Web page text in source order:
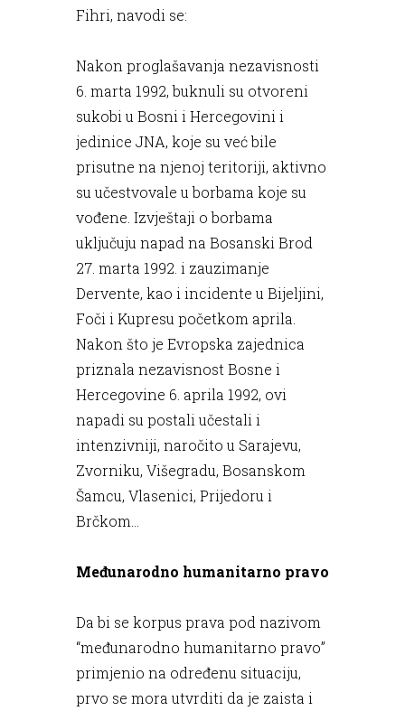
Fihri, navodi se:
Nakon proglašavanja nezavisnosti
6. marta 1992, buknuli su otvoreni
sukobi u Bosni i Hercegovini i
jedinice JNA, koje su već bile
prisutne na njenoj teritoriji, aktivno
su učestvovale u borbama koje su
vođene. Izvještaji o borbama
uključuju napad na Bosanski Brod
27. marta 1992. i zauzimanje
Dervente, kao i incidente u Bijeljini,
Foči i Kupresu početkom aprila.
Nakon što je Evropska zajednica
priznala nezavisnost Bosne i
Hercegovine 6. aprila 1992, ovi
napadi su postali učestali i
intenzivniji, naročito u Sarajevu,
Zvorniku, Višegradu, Bosanskom
Šamcu, Vlasenici, Prijedoru i
Brčkom...
Međunarodno humanitarno pravo
Da bi se korpus prava pod nazivom
“međunarodno humanitarno pravo”
primjenio na određenu situaciju,
prvo se mora utvrditi da je zaista i